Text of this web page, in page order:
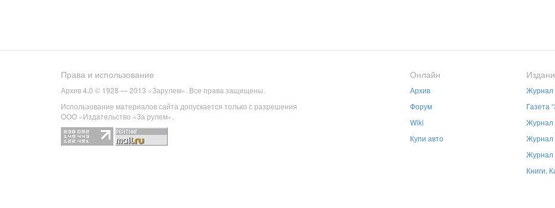
Права и использование
Архив 4.0 © 1928 — 2013 «Зарулем». Все права защищены.
Использование материалов сайта допускается только с разрешения
ООО «Издательство «За рулем».
Онлайн
Архив
Форум
Wiki
Купи авто
Журнал
Газета
Журнал
Журнал
Журнал
Книги,